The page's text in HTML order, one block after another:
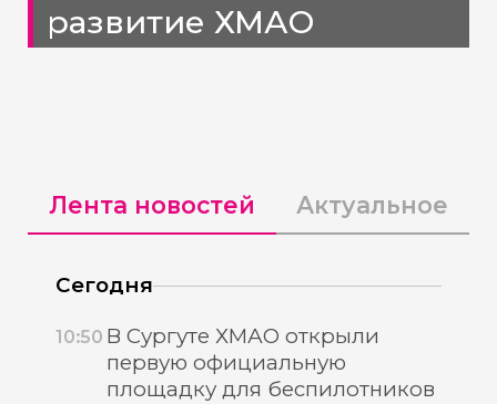
развитие ХМАО
Лента новостей Актуальное
Сегодня
10:50 В Сургуте ХМАО открыли
первую официальную
площадку для беспилотников